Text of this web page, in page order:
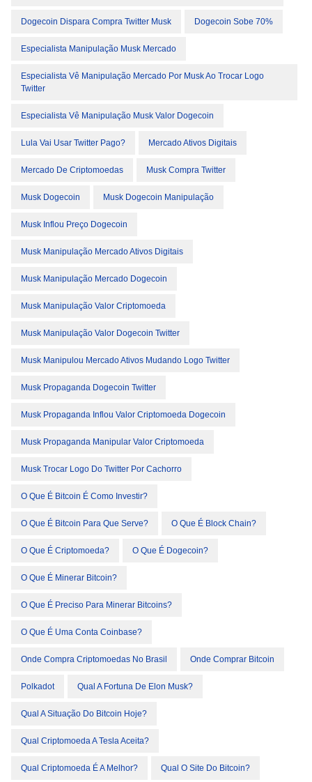
Dogecoin Dispara Compra Twitter Musk Dogecoin Sobe 70%
Especialista Manipulação Musk Mercado
Especialista Vê Manipulação Mercado Por Musk Ao Trocar Logo
Twitter
Especialista Vê Manipulação Musk Valor Dogecoin
Lula Vai Usar Twitter Pago? Mercado Ativos Digitais
Mercado De Criptomoedas Musk Compra Twitter
Musk Dogecoin Musk Dogecoin Manipulação
Musk Inflou Preço Dogecoin
Musk Manipulação Mercado Ativos Digitais
Musk Manipulação Mercado Dogecoin
Musk Manipulação Valor Criptomoeda
Musk Manipulação Valor Dogecoin Twitter
Musk Manipulou Mercado Ativos Mudando Logo Twitter
Musk Propaganda Dogecoin Twitter
Musk Propaganda Inflou Valor Criptomoeda Dogecoin
Musk Propaganda Manipular Valor Criptomoeda
Musk Trocar Logo Do Twitter Por Cachorro
O Que É Bitcoin É Como Investir?
O Que É Bitcoin Para Que Serve? O Que É Block Chain?
O Que É Criptomoeda? O Que É Dogecoin?
O Que É Minerar Bitcoin?
O Que É Preciso Para Minerar Bitcoins?
O Que É Uma Conta Coinbase?
Onde Compra Criptomoedas No Brasil Onde Comprar Bitcoin
Polkadot Qual A Fortuna De Elon Musk?
Qual A Situação Do Bitcoin Hoje?
Qual Criptomoeda A Tesla Aceita?
Qual Criptomoeda É A Melhor? Qual O Site Do Bitcoin?